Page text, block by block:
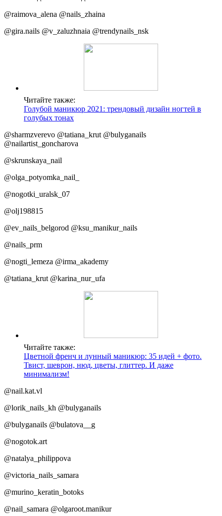
@raimova_alena @nails_zhaina
@gira.nails @v_zaluzhnaia @trendynails_nsk
Читайте также:
Голубой маникюр 2021: трендовый дизайн ногтей в
голубых тонах
@sharmzverevo @tatiana_krut @bulyganails
@nailartist_goncharova
@skrunskaya_nail
@olga_potyomka_nail_
@nogotki_uralsk_07
@olj198815
@ev_nails_belgorod @ksu_manikur_nails
@nails_prm
@nogti_lemeza @irma_akademy
@tatiana_krut @karina_nur_ufa
Читайте также:
Цветной френч и лунный маникюр: 35 идей + фото.
Твист, шеврон, нюд, цветы, глиттер. И даже
минимализм!
@nail.kat.vl
@lorik_nails_kh @bulyganails
@bulyganails @bulatova__g
@nogotok.art
@natalya_philippova
@victoria_nails_samara
@murino_keratin_botoks
@nail_samara @olgaroot.manikur